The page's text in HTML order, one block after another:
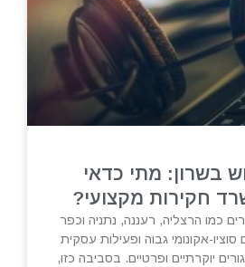
בשרון: מתי כדאי
חקירות מקצועי?
כמו הרצליה, רעננה, נתניה וכפר
אקונומי גבוה ופעילות עסקית
יוקרתיים ופרטיים. בסביבה כזו,